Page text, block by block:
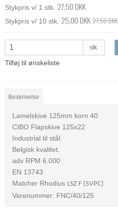
Stykpris v/ 1 stk. 27,50 DKK
Stykpris v/ 10 stk. 25,00 DKK27,50 DKK
stk.
Tilføj til ønskeliste
Beskrivelse
Lamelskive 125mm korn 40
CIBO Flapskive 125x22
Industrial til stål.
Belgisk kvalitet.
adv RPM 6.000
EN 13743
Matcher Rhodius LSZ F (SVPC)
Varenummer: FNC/40/125